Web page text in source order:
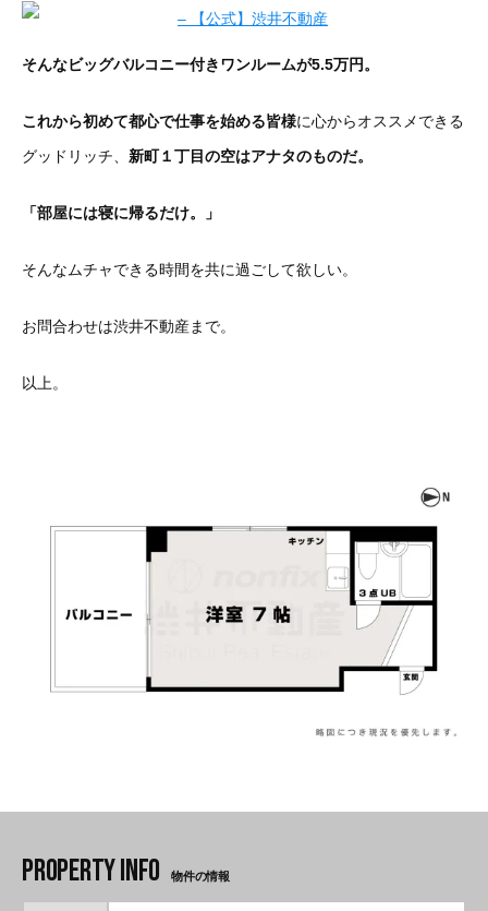
そんなビッグバルコニー付きワンルームが5.5万円。
これから初めて都心で仕事を始める皆様に心からオススメできる
グッドリッチ、 新町１丁目の空はアナタのものだ。
「部屋には寝に帰るだけ。」
そんなムチャできる時間を共に過ごして欲しい。
お問合わせは渋井不動産まで。
以上。
物件の情報